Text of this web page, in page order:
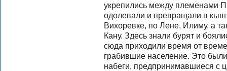
укрепились между племенами
одолевали и превращали в
Вихоревке, по Лене, Илиму, а
Кану. Здесь знали бурят и
сюда приходили время от
грабившие население. Это
набеги, предпринимавшиеся с